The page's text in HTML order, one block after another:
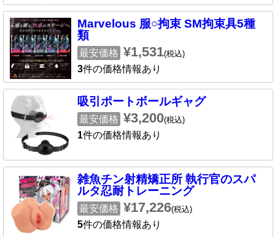
Marvelous 服○拘束 SM拘束具5種
類
最安価格 ¥1,531(税込)
3件の価格情報あり
吸引ポートボールギャグ
最安価格 ¥3,200(税込)
1件の価格情報あり
雑魚チン射精矯正所 執行官のスパ
ルタ忍耐トレーニング
最安価格 ¥17,226(税込)
5件の価格情報あり